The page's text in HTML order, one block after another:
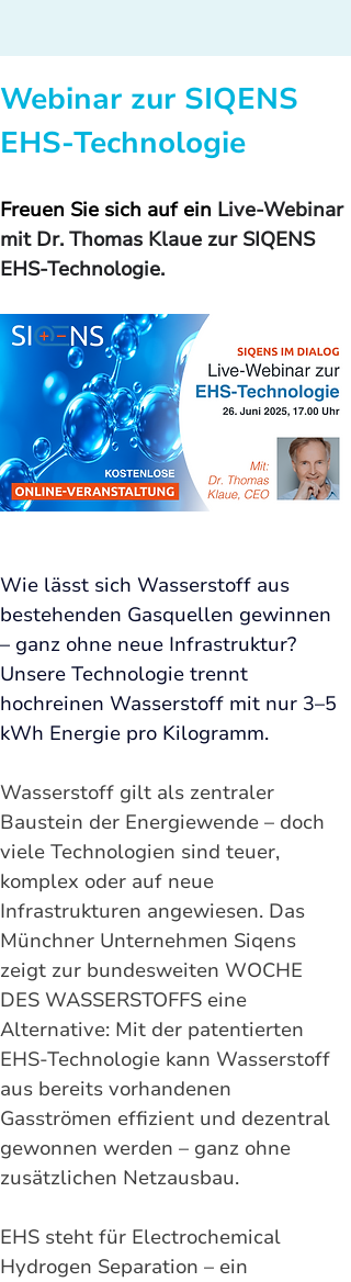
Webinar zur SIQENS
EHS-Technologie
Freuen Sie sich auf ein Live-Webinar
mit Dr. Thomas Klaue zur SIQENS
EHS-Technologie.
Wie lässt sich Wasserstoff aus
bestehenden Gasquellen gewinnen
– ganz ohne neue Infrastruktur?
Unsere Technologie trennt
hochreinen Wasserstoff mit nur 3–5
kWh Energie pro Kilogramm.
Wasserstoff gilt als zentraler
Baustein der Energiewende – doch
viele Technologien sind teuer,
komplex oder auf neue
Infrastrukturen angewiesen. Das
Münchner Unternehmen Siqens
zeigt zur bundesweiten WOCHE
DES WASSERSTOFFS eine
Alternative: Mit der patentierten
EHS-Technologie kann Wasserstoff
aus bereits vorhandenen
Gasströmen effizient und dezentral
gewonnen werden – ganz ohne
zusätzlichen Netzausbau.
EHS steht für Electrochemical
Hydrogen Separation – ein